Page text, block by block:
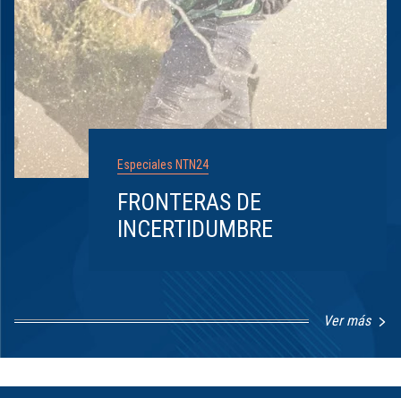
Especiales NTN24
FRONTERAS DE
INCERTIDUMBRE
Ver más
1
8